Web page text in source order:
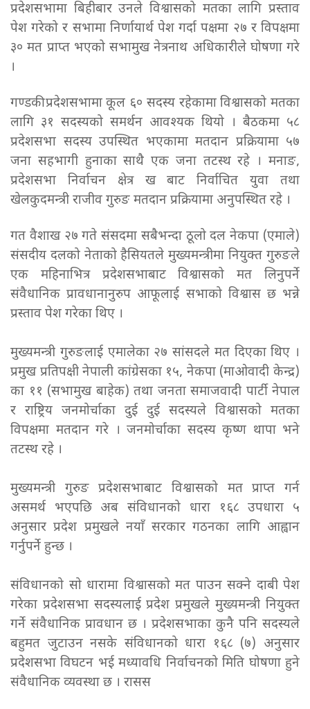
प्रदेशसभामा बिहीबार उनले विश्वासको मतका लागि प्रस्ताव
पेश गरेको र सभामा निर्णायार्थ पेश गर्दा पक्षमा २७ र विपक्षमा
३० मत प्राप्त भएको सभामुख नेत्रनाथ अधिकारीले घोषणा गरे
।
गण्डकी प्रदेशसभामा कूल ६० सदस्य रहेकामा विश्वासको मतका
लागि ३१ सदस्यको समर्थन आवश्यक थियो । बैठकमा ५८
प्रदेशसभा सदस्य उपस्थित भएकामा मतदान प्रक्रियामा ५७
जना सहभागी हुनाका साथै एक जना तटस्थ रहे । मनाङ,
प्रदेशसभा निर्वाचन क्षेत्र ख बाट निर्वाचित युवा तथा
खेलकुदमन्त्री राजीव गुरुङ मतदान प्रक्रियामा अनुपस्थित रहे ।
गत वैशाख २७ गते संसदमा सबैभन्दा ठूलो दल नेकपा (एमाले)
संसदीय दलको नेताको हैसियतले मुख्यमन्त्रीमा नियुक्त गुरुङले
एक महिनाभित्र प्रदेशसभाबाट विश्वासको मत लिनुपर्ने
संवैधानिक प्रावधानानुरुप आफूलाई सभाको विश्वास छ भन्ने
प्रस्ताव पेश गरेका थिए ।
मुख्यमन्त्री गुरुङलाई एमालेका २७ सांसदले मत दिएका थिए ।
प्रमुख प्रतिपक्षी नेपाली कांग्रेसका १५, नेकपा (माओवादी केन्द्र)
का ११ (सभामुख बाहेक) तथा जनता समाजवादी पार्टी नेपाल
र राष्ट्रिय जनमोर्चाका दुई दुई सदस्यले विश्वासको मतका
विपक्षमा मतदान गरे । जनमोर्चाका सदस्य कृष्ण थापा भने
तटस्थ रहे ।
मुख्यमन्त्री गुरुङ प्रदेशसभाबाट विश्वासको मत प्राप्त गर्न
असमर्थ भएपछि अब संविधानको धारा १६८ उपधारा ५
अनुसार प्रदेश प्रमुखले नयाँ सरकार गठनका लागि आह्वान
गर्नुपर्ने हुन्छ ।
संविधानको सो धारामा विश्वासको मत पाउन सक्ने दाबी पेश
गरेका प्रदेशसभा सदस्यलाई प्रदेश प्रमुखले मुख्यमन्त्री नियुक्त
गर्ने संवैधानिक प्रावधान छ । प्रदेशसभाका कुनै पनि सदस्यले
बहुमत जुटाउन नसके संविधानको धारा १६८ (७) अनुसार
प्रदेशसभा विघटन भई मध्यावधि निर्वाचनको मिति घोषणा हुने
संवैधानिक व्यवस्था छ । रासस